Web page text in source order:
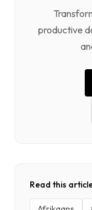
productive
Read this